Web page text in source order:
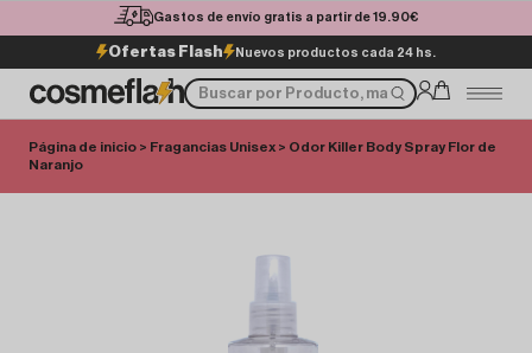
Gastos de envío gratis a partir de 19.90€
Ofertas Flash Nuevos productos cada 24 hs.
Página de inicio > Fragancias Unisex > Odor Killer Body Spray Flor de
Naranjo